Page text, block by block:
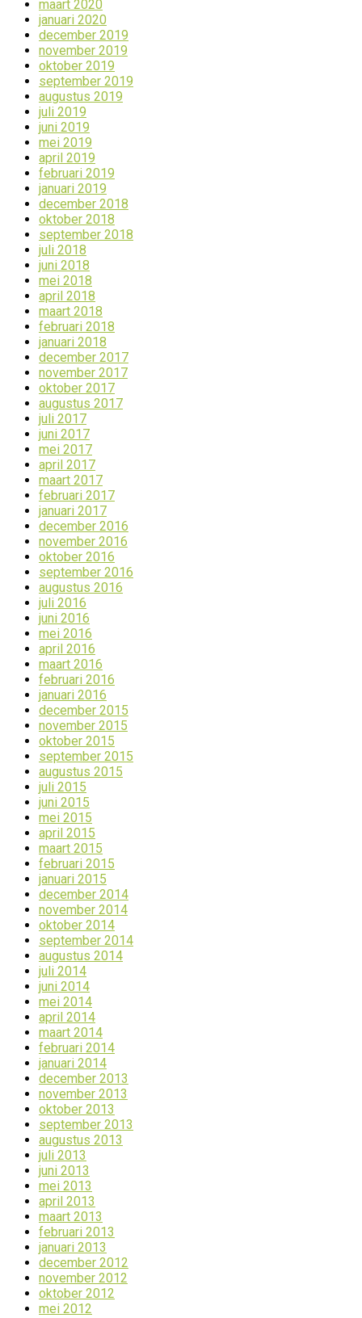
maart 2020
januari 2020
december 2019
november 2019
oktober 2019
september 2019
augustus 2019
juli 2019
juni 2019
mei 2019
april 2019
februari 2019
januari 2019
december 2018
oktober 2018
september 2018
juli 2018
juni 2018
mei 2018
april 2018
maart 2018
februari 2018
januari 2018
december 2017
november 2017
oktober 2017
augustus 2017
juli 2017
juni 2017
mei 2017
april 2017
maart 2017
februari 2017
januari 2017
december 2016
november 2016
oktober 2016
september 2016
augustus 2016
juli 2016
juni 2016
mei 2016
april 2016
maart 2016
februari 2016
januari 2016
december 2015
november 2015
oktober 2015
september 2015
augustus 2015
juli 2015
juni 2015
mei 2015
april 2015
maart 2015
februari 2015
januari 2015
december 2014
november 2014
oktober 2014
september 2014
augustus 2014
juli 2014
juni 2014
mei 2014
april 2014
maart 2014
februari 2014
januari 2014
december 2013
november 2013
oktober 2013
september 2013
augustus 2013
juli 2013
juni 2013
mei 2013
april 2013
maart 2013
februari 2013
januari 2013
december 2012
november 2012
oktober 2012
mei 2012